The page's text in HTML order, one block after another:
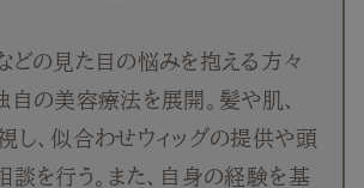
どの見た目の悩みを抱える方々
自の美容療法を展開。髪や肌、
し、似合わせウィッグの提供や頭
談を行う。また、自身の経験を基